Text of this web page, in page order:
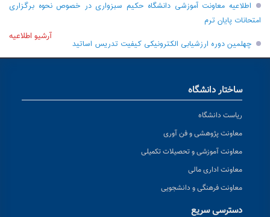
اطلاعیه معاونت آموزشی دانشگاه حکیم سبزواری در خصوص نحوه برگزاری
امتحانات پایان ترم
چهلمین دوره ارزشیابی الکترونیکی کیفیت تدریس اساتید
آرشیو اطلاعیه
ساختار دانشگاه
ریاست دانشگاه
معاونت پژوهشی و فن آوری
معاونت آموزشی و تحصیلات تکمیلی
معاونت اداری مالی
معاونت فرهنگی و دانشجویی
دسترسی سریع